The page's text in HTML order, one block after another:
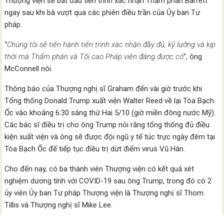
ngay sau khi bà vượt qua các phiên điều trần của Ủy ban Tư
pháp.
“Chúng tôi sẽ tiến hành tiến trình xác nhận đầy đủ, kỹ lưỡng và kịp
thời mà Thẩm phán và Tối cao Pháp viện đáng được có”, ông
McConnell nói.
Thông báo của Thượng nghị sĩ Graham đến vài giờ trước khi
Tổng thống Donald Trump xuất viện Walter Reed về lại Tòa Bạch
Ốc vào khoảng 6:30 sáng thứ Hai 5/10 (giờ miền đông nước Mỹ).
Các bác sĩ điều trị cho ông Trump nói rằng tổng thống đủ điều
kiện xuất viện và ông sẽ được đội ngũ y tế túc trực ngày đêm tại
Tòa Bạch Ốc để tiếp tục điều trị dứt điểm virus Vũ Hán.
Cho đến nay, có ba thành viên Thượng viện có kết quả xét
nghiệm dương tính với COVID-19 sau ông Trump, trong đó có 2
ủy viên Ủy ban Tư pháp Thượng viện là Thượng nghị sĩ Thom
Tillis và Thượng nghị sĩ Mike Lee.